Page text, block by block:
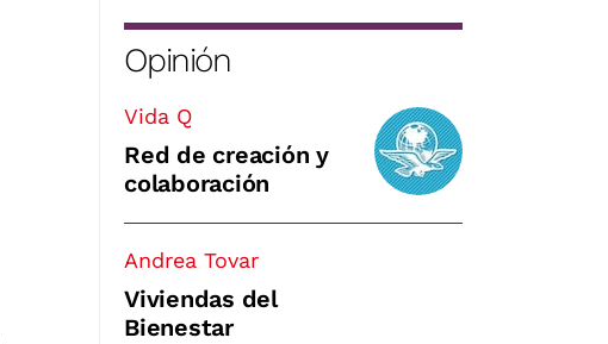
Opinión
Vida Q
Red de creación y
colaboración
Andrea Tovar
Viviendas del
Bienestar